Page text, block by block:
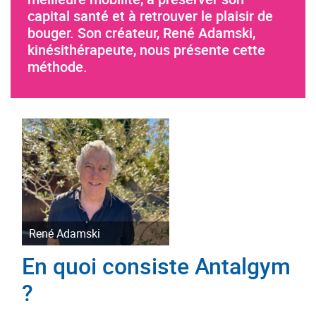
capital santé et à retrouver le plaisir de
bouger. Son créateur, René Adamski,
kinésithérapeute, nous présente cette
méthode.
René Adamski
En quoi consiste Antalgym
?